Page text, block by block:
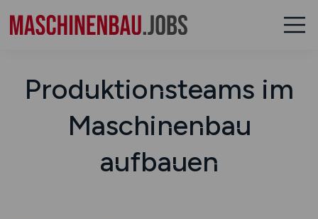
Produktionsteams im
Maschinenbau
aufbauen